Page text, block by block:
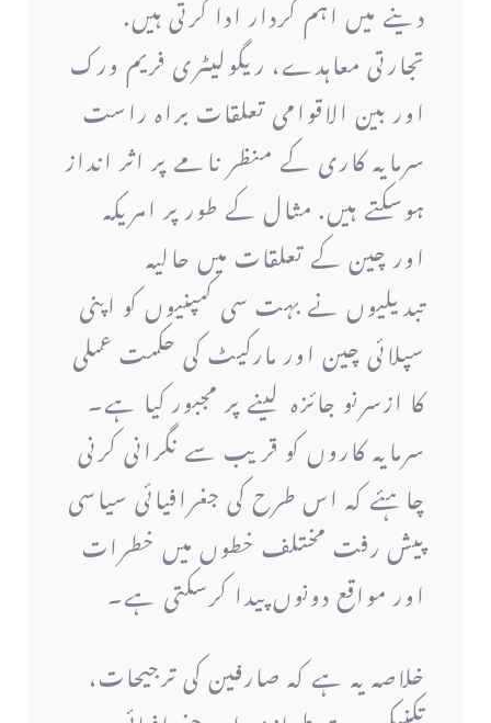
دینے میں اہم کردار ادا کرتی ہیں.
تجارتی معاہدے، ریگولیٹری فریم ورک
اور بین الاقوامی تعلقات براہ راست
سرمایہ کاری کے منظر نامے پر اثر انداز
ہوسکتے ہیں. مثال کے طور پر امریکہ
اور چین کے تعلقات میں حالیہ
تبدیلیوں نے بہت سی کمپنیوں کو اپنی
سپلائی چین اور مارکیٹ کی حکمت عملی
کا ازسرنو جائزہ لینے پر مجبور کیا ہے۔
سرمایہ کاروں کو قریب سے نگرانی کرنی
چاہئے کہ اس طرح کی جغرافیائی سیاسی
پیش رفت مختلف خطوں میں خطرات
اور مواقع دونوں پیدا کرسکتی ہے۔
خلاصہ یہ ہے کہ صارفین کی ترجیحات،